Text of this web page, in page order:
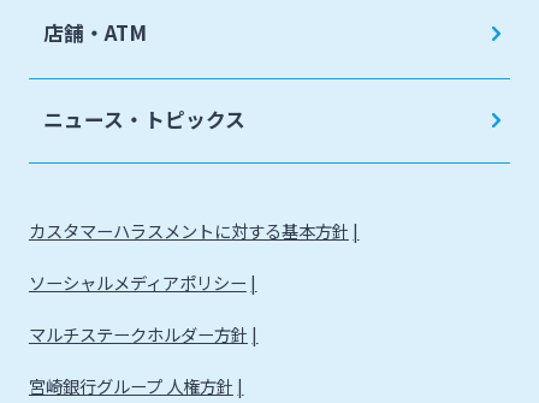
店舗・ATM
ニュース・トピックス
カスタマーハラスメントに対する基本方針
ソーシャルメディアポリシー
マルチステークホルダー方針
宮崎銀行グループ 人権方針